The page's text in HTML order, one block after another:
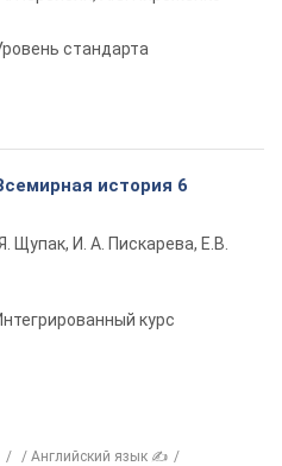
стандарта
история 6
Щупак, И. А. Пискарева, Е.В.
курс
Английский язык ✍